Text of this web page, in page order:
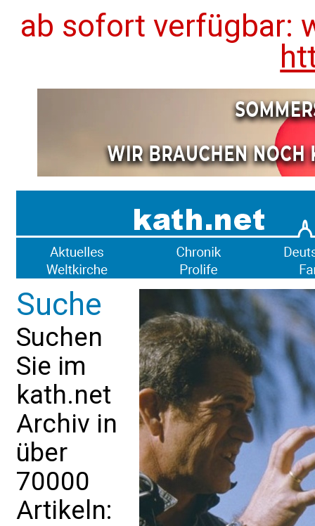
ab sofort verfügbar:
Suche
Suchen
Sie im
kath.net
Archiv in
über
70000
Artikeln: